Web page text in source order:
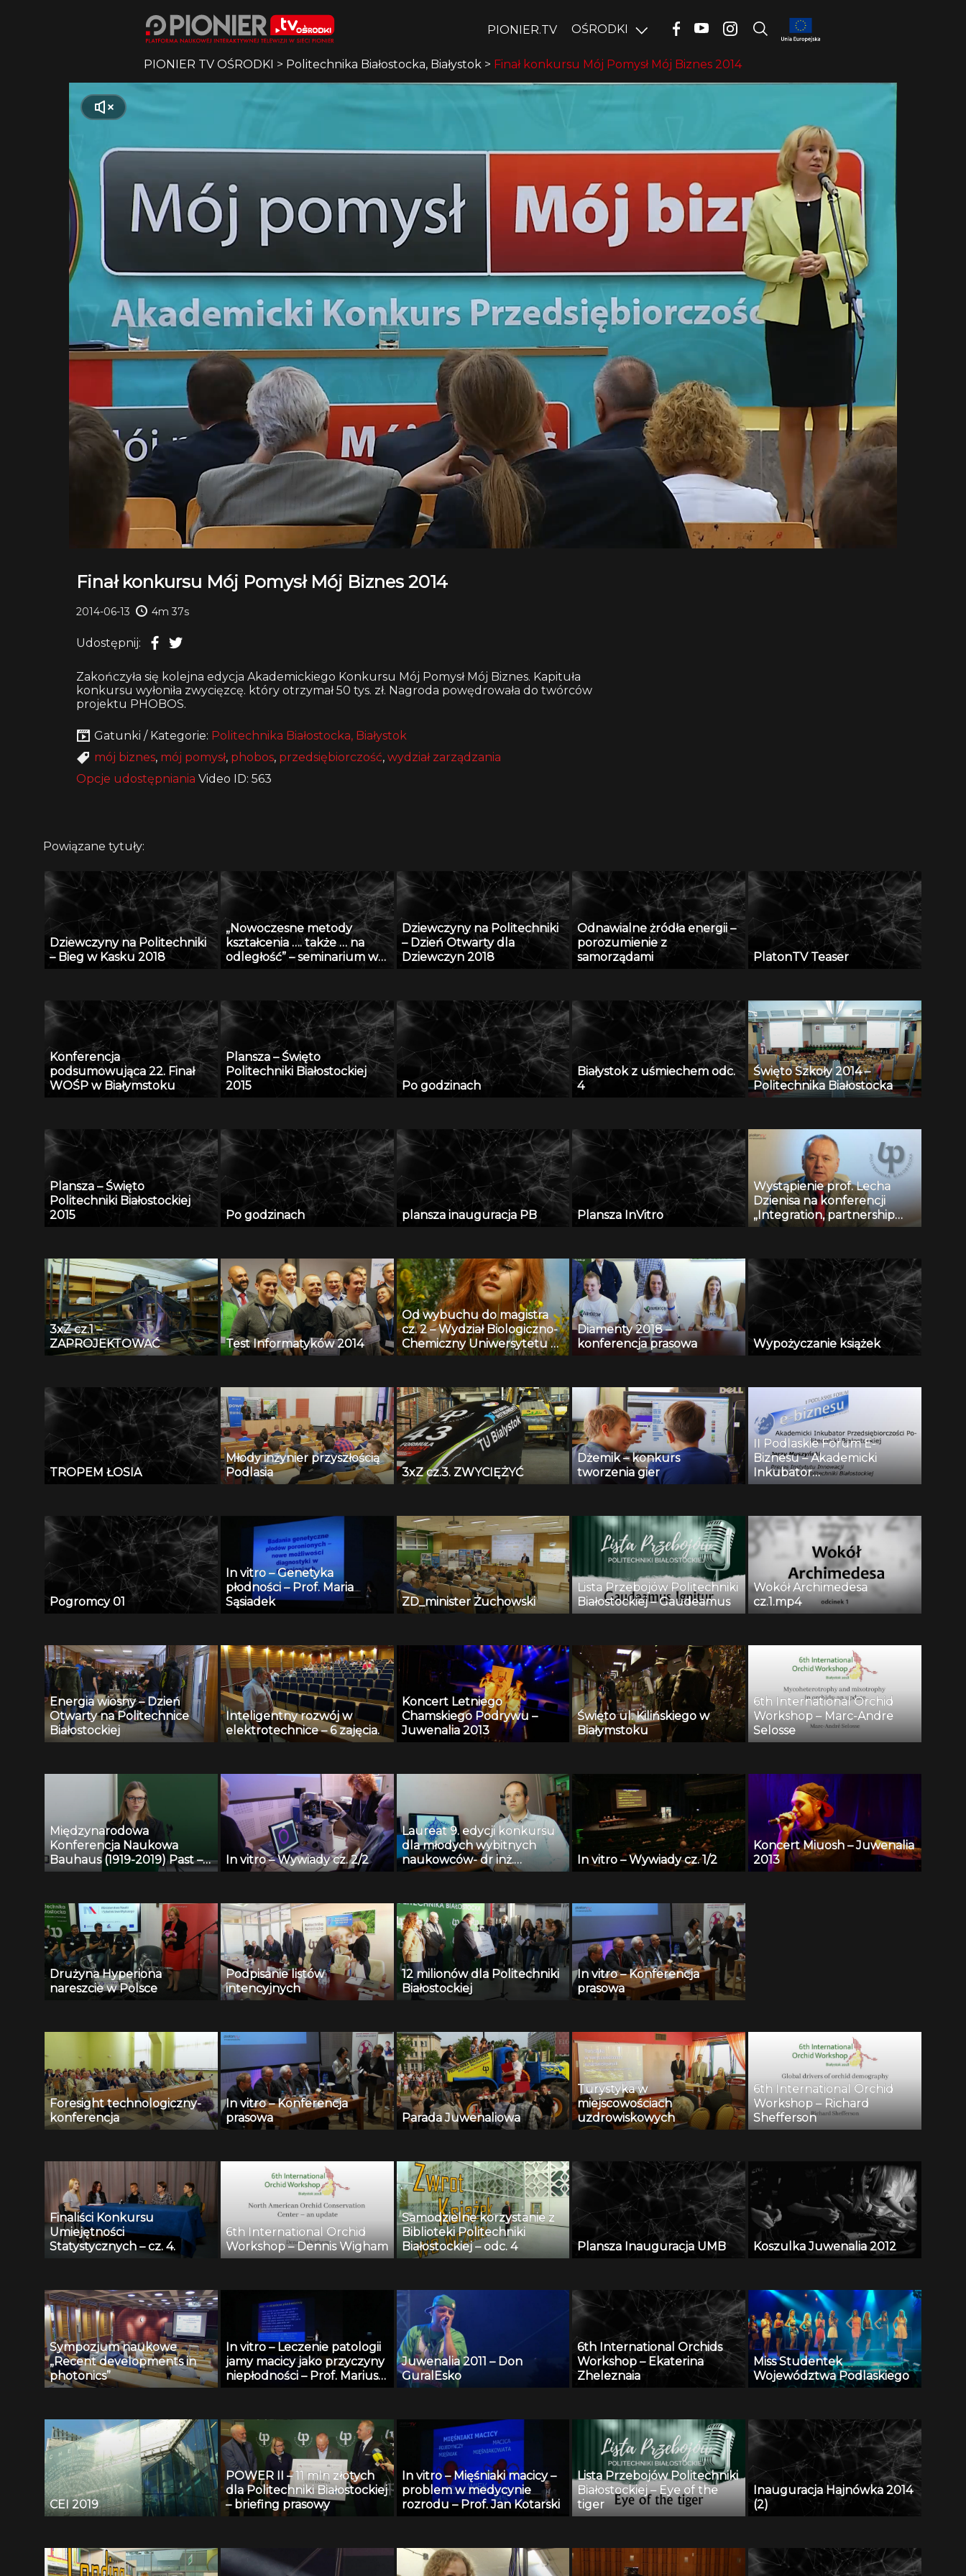
PIONIER.TV OŚRODKI
PIONIER TV OŚRODKI > Politechnika Białostocka, Białystok > Finał konkursu Mój Pomysł Mój Biznes 2014
Finał konkursu Mój Pomysł Mój Biznes 2014
2014-06-13 4m 37s
Udostępnij:
Zakończyła się kolejna edycja Akademickiego Konkursu Mój Pomysł Mój Biznes. Kapituła
konkursu wyłoniła zwycięzcę. który otrzymał 50 tys. zł. Nagroda powędrowała do twórców
projektu PHOBOS.
Gatunki / Kategorie: Politechnika Białostocka, Białystok
mój biznes, mój pomysł, phobos, przedsiębiorczość, wydział zarządzania
Opcje udostępniania Video ID: 563
Powiązane tytuły:
Dziewczyny na Politechniki
– Bieg w Kasku 2018
„Nowoczesne metody
kształcenia …. także … na
odległość” – seminarium w
Dziewczyny na Politechniki
– Dzień Otwarty dla
Dziewczyn 2018
Odnawialne żródła energii –
porozumienie z
samorządami
PlatonTV Teaser
Konferencja
podsumowująca 22. Finał
WOŚP w Białymstoku
Plansza – Święto
Politechniki Białostockiej
2015
Po godzinach
Białystok z uśmiechem odc.
4
Święto Szkoły 2014 –
Politechnika Białostocka
Plansza – Święto
Politechniki Białostockiej
2015
Po godzinach plansza inauguracja PB Plansza InVitro
Wystąpienie prof. Lecha
Dzienisa na konferencji
„Integration, partnership
and innovations in civil
3xZ cz.1 –
ZAPROJEKTOWAĆ
Test Informatyków 2014
Od wybuchu do magistra
cz. 2 – Wydział Biologiczno-
Chemiczny Uniwersytetu w
Białymstoku
Diamenty 2018 –
konferencja prasowa
Wypożyczanie książek
TROPEM ŁOSIA
Młody inżynier przyszłością
Podlasia
3xZ cz.3. ZWYCIĘŻYĆ
Dżemik – konkurs
tworzenia gier
II Podlaskie Forum E-
Biznesu – Akademicki
Inkubator
Przedsiębiorczości
Jerzy Muszyński
Pogromcy 01
In vitro – Genetyka
płodności – Prof. Maria
Sąsiadek
ZD_minister Żuchowski
Lista Przebojów Politechniki
Białostockiej – Gaudeamus
Wokół Archimedesa
cz.1.mp4
Energia wiosny – Dzień
Otwarty na Politechnice
Białostockiej
Inteligentny rozwój w
elektrotechnice – 6 zajęcia.
Koncert Letniego
Chamskiego Podrywu –
Juwenalia 2013
Święto ul. Kilińskiego w
Białymstoku
6th International Orchid
Workshop – Marc-Andre
Selosse
Międzynarodowa
Konferencja Naukowa
Bauhaus (1919-2019) Past –
Present – Future – Liva
In vitro – Wywiady cz. 2/2
Laureat 9. edycji konkursu
dla młodych wybitnych
naukowców- dr inż.
Krzysztof Jurczuk
In vitro – Wywiady cz. 1/2
Koncert Miuosh – Juwenalia
2013
Drużyna Hyperiona
nareszcie w Polsce
Podpisanie listów
intencyjnych
12 milionów dla Politechniki
Białostockiej
In vitro – Konferencja
prasowa
Foresight technologiczny-
konferencja
In vitro – Konferencja
prasowa
Parada Juwenaliowa
Turystyka w
miejscowościach
uzdrowiskowych
6th International Orchid
Workshop – Richard
Shefferson
Finaliści Konkursu
Umiejętności
Statystycznych – cz. 4.
6th International Orchid
Workshop – Dennis Wigham
Samodzielne korzystanie z
Biblioteki Politechniki
Białostockiej – odc. 4
Plansza Inauguracja UMB Koszulka Juwenalia 2012
Sympozjum naukowe
„Recent developments in
photonics”
In vitro – Leczenie patologii
jamy macicy jako przyczyny
niepłodności – Prof. Mariusz
Juwenalia 2011 – Don
GuralEsko
6th International Orchids
Workshop – Ekaterina
Zheleznaia
Miss Studentek
Województwa Podlaskiego
CEI 2019
POWER II – 11 mln złotych
dla Politechniki Białostockiej
– briefing prasowy
In vitro – Mięśniaki macicy –
problem w medycynie
rozrodu – Prof. Jan Kotarski
Lista Przebojów Politechniki
Białostockiej – Eye of the
tiger
Inauguracja Hajnówka 2014
(2)